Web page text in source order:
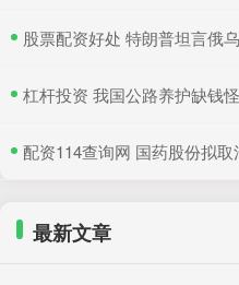
股票配资好处 特朗普坦言俄乌和平无望
杠杆投资 我国公路养护缺钱怪
配资114查询网 国药股份拟取消监事会
最新文章